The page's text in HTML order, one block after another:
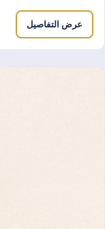
عرض التفاصيل